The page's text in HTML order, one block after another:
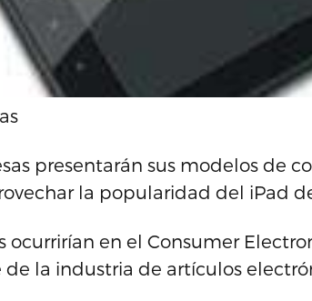
presentarán sus modelos de
la popularidad del iPad
ocurrirían en el Consumer
la industria de artículos